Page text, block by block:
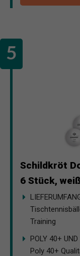
Schildkröt
6 Stück,
Training
POLY 40+
Poly 40+